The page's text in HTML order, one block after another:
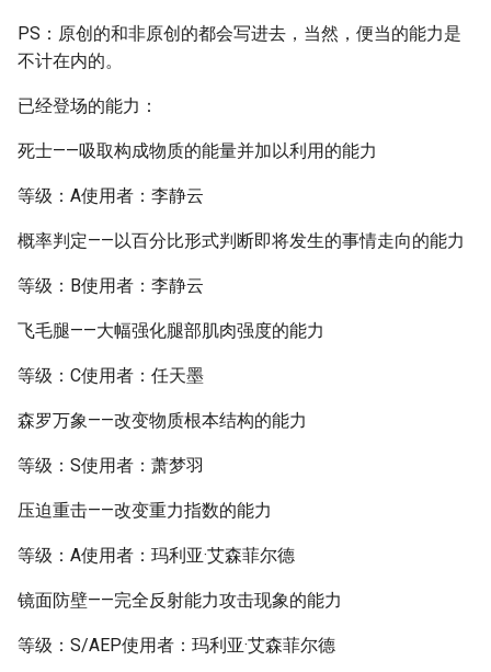
PS：原创的和非原创的都会写进去，当然，便当的能力是
不计在内的。
已经登场的能力：
死士——吸取构成物质的能量并加以利用的能力
等级：A使用者：李静云
概率判定——以百分比形式判断即将发生的事情走向的能力
等级：B使用者：李静云
飞毛腿——大幅强化腿部肌肉强度的能力
等级：C使用者：任天墨
森罗万象——改变物质根本结构的能力
等级：S使用者：萧梦羽
压迫重击——改变重力指数的能力
等级：A使用者：玛利亚·艾森菲尔德
镜面防壁——完全反射能力攻击现象的能力
等级：S/AEP使用者：玛利亚·艾森菲尔德